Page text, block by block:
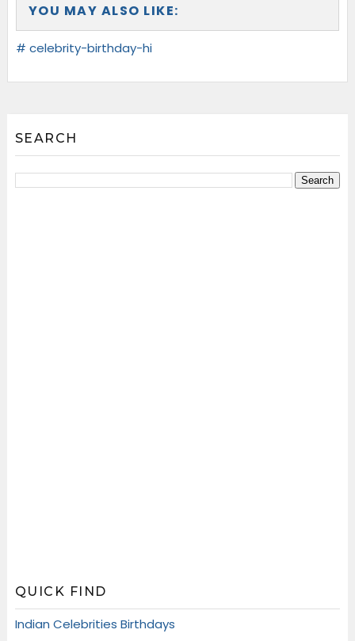
YOU MAY ALSO LIKE:
# celebrity-birthday-hi
SEARCH
QUICK FIND
Indian Celebrities Birthdays